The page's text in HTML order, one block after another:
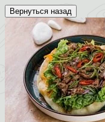
Вернуться назад